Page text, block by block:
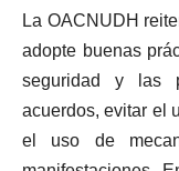
La OACNUDH
adopte buenas
seguridad y las
acuerdos, evitar el
el uso de